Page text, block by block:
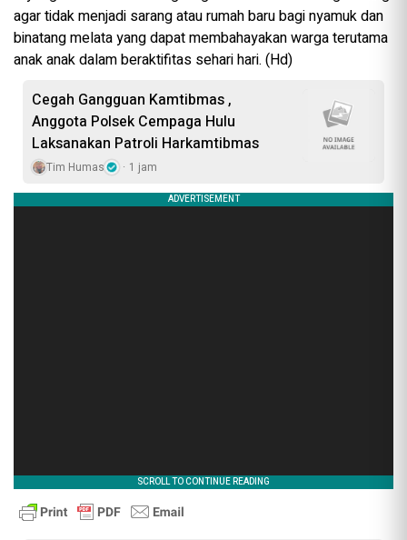
agar tidak menjadi sarang atau rumah baru bagi nyamuk dan
binatang melata yang dapat membahayakan warga terutama
anak anak dalam beraktifitas sehari hari. (Hd)
Cegah Gangguan Kamtibmas ,
Anggota Polsek Cempaga Hulu
Laksanakan Patroli Harkamtibmas
Tim Humas 1 jam